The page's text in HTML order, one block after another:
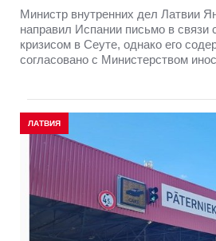
Министр внутренних дел Латвии
направил Испании письмо в связи
кризисом в Сеуте, однако его
согласовано с Министерством
ЛАТВИЯ